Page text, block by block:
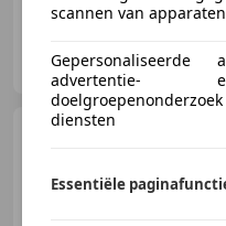
NL-8748 BM WITMARSUM
scannen van apparaten
advertentie-
diensten
Essentiële